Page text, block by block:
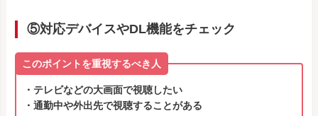
⑤対応デバイスやDL機能をチェック
このポイントを重視するべき人
・テレビなどの大画面で視聴したい
・通勤中や外出先で視聴することがある